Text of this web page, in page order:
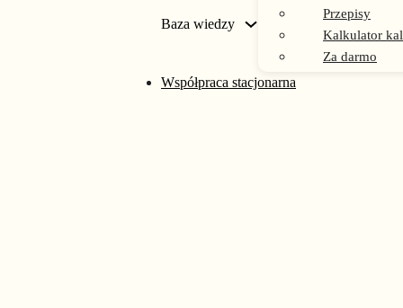
Baza wiedzy
Przepisy
Kalkulator
Za darmo
Współpraca stacjonarna